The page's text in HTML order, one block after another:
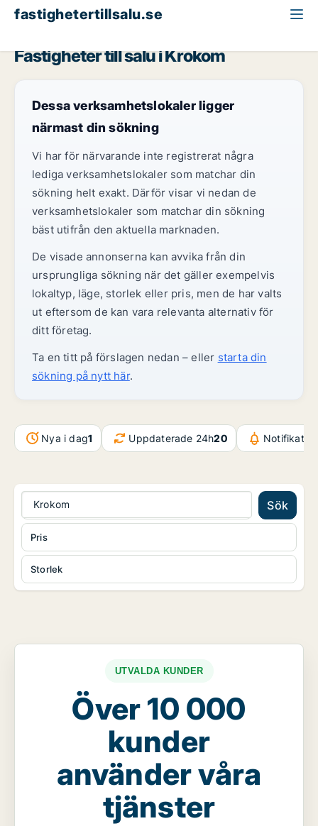
fastighetertillsalu.se
Fastigheter till salu i Krokom
Dessa verksamhetslokaler ligger
närmast din sökning
Vi har för närvarande inte registrerat några
lediga verksamhetslokaler som matchar din
sökning helt exakt. Därför visar vi nedan de
verksamhetslokaler som matchar din sökning
bäst utifrån den aktuella marknaden.
De visade annonserna kan avvika från din
ursprungliga sökning när det gäller exempelvis
lokaltyp, läge, storlek eller pris, men de har valts
ut eftersom de kan vara relevanta alternativ för
ditt företag.
Ta en titt på förslagen nedan – eller starta din
sökning på nytt här.
Nya i dag1 Uppdaterade 24h20
Krokom Sök
Storlek
Pris
UTVALDA KUNDER
Över 10 000
kunder
använder våra
tjänster